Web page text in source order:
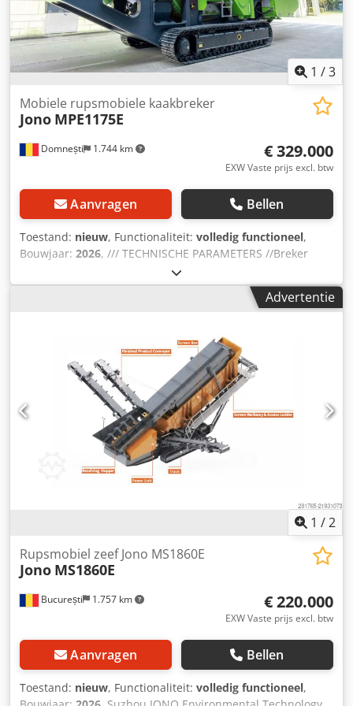
1 /3
Domnești 1.744 km
Mobiele rupsmobiele kaakbreker
Jono MPE1175E
€ 329.000
EXW Vaste prijs excl. btw
Aanvragen Bellen
Toestand: nieuw, Functionaliteit: volledig functioneel,
Bouwjaar: 2026, /// TECHNISCHE PARAMETERS //Breker
Brekeropening (L*B)(mm): 1100 x 750 mm Max.
invoergrootte (mm): 650 mm Uitvoeropening breedte
(instelbereik) (mm): 70-200 mm Motorvermogen (kW):
Capaciteit (t/u): 150-400 t/h Voersysteem Trechterinhoud
(m3): 7 m3 //Complete machine Totaalgewicht (t): 52 t
Transportafmeting (mm): 15.000 x 3.000 x 3.700 mm Totale
aandrijfvermogen (kW): 162,5 kW Motorvermogen (kW): 112
kW
Advertentie
1 /2
București 1.757 km
Rupsmobiel zeef Jono MS1860E
Jono MS1860E
€ 220.000
EXW Vaste prijs excl. btw
Aanvragen Bellen
Toestand: nieuw, Functionaliteit: volledig functioneel,